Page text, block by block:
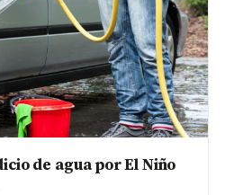
de agua por El Niño